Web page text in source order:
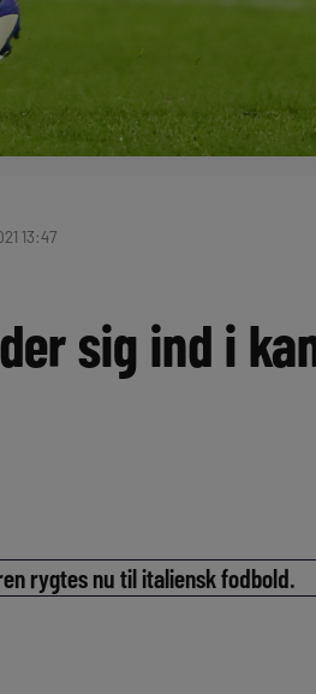
13:47
sig ind i
rygtes nu til italiensk fodbold.